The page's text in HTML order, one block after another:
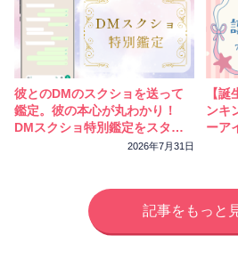
彼とのDMのスクショを送って
鑑定。彼の本心が丸わかり！
DMスクショ特別鑑定をスター
2026年7月31日
【
ンキ
ーア
記事をもっと